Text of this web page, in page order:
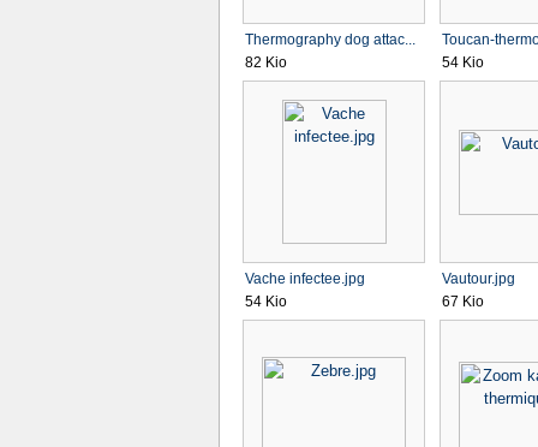
Thermography dog attac...
82 Kio
Toucan-
54 Kio
Vache infectee.jpg
54 Kio
Vautour.jpg
67 Kio